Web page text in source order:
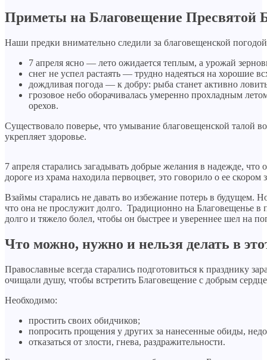
Приметы на Благовещение Пресвятой
Наши предки внимательно следили за благовещенской
7 апреля ясно — лето ожидается теплым, а урожай
снег не успел растаять — трудно надеяться на хорошие
дождливая погода — к добру: рыба станет активно
грозовое небо оборачивалась умеренно прохладным
орехов.
Существовало поверье, что умывание благовещенской талой
укрепляет здоровье.
7 апреля старались загадывать добрые желания в надежде, что
дороге из храма находила первоцвет, это говорило о ее скором
Взаймы старались не давать во избежание потерь в будущем.
что она не прослужит долго. Традиционно на Благовещенье в
долго и тяжело болел, чтобы он быстрее и увереннее шел на
Что можно, нужно и нельзя делать в
Православные всегда старались подготовиться к празднику
очищали душу, чтобы встретить Благовещение с добрым
Необходимо:
простить своих обидчиков;
попросить прощения у других за нанесенные обиды,
отказаться от злости, гнева, раздражительности.